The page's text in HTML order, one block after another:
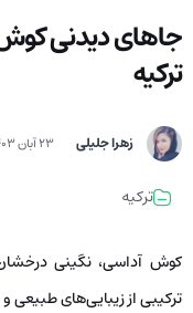
جاهای دیدنی
ترکیه
زهرا جلیلی ۲۳ آبان ۱۴۰۳
ترکیه
کوش آداسی، نگینی
ترکیبی از زیبایی‌های